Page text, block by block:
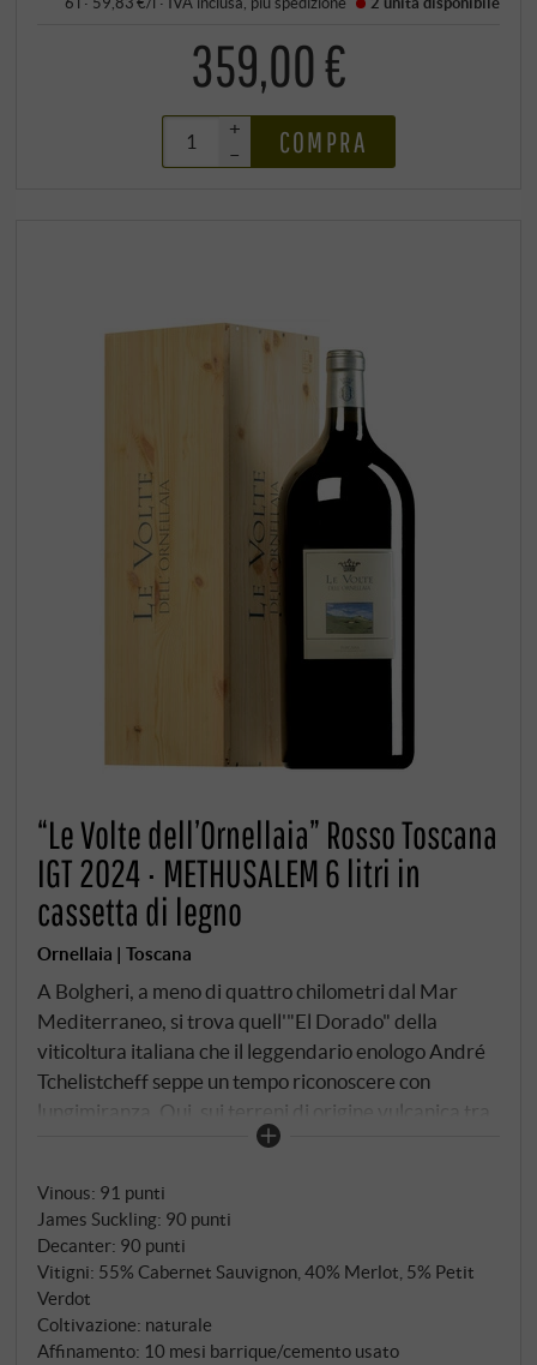
359,00 €
+
–
COMPRA
“Le Volte dell’Ornellaia” Rosso Toscana
IGT 2024 · METHUSALEM 6 litri in
cassetta di legno
Ornellaia | Toscana
A Bolgheri, a meno di quattro chilometri dal Mar
Mediterraneo, si trova quell'"El Dorado" della
viticoltura italiana che il leggendario enologo André
Tchelistcheff seppe un tempo riconoscere con
lungimiranza. Qui, sui terreni di origine vulcanica tra
un antico viale di cipressi e la costa toscana, nasce Le
cui nome è sinonimo in tutto il mondo di qualità senza
compromessi. La cuvée, composta per il 55% da
Cabernet Sauvignon, per il 40% da Merlot e per il 5%
da Petit Verdot, viene vinificata separatamente per
vitigno in piccole vasche d'acciaio, al fine di
preservarne le caratteristiche individuali. Dopo la
Vinous: 91 punti
James Suckling: 90 punti
Decanter: 90 punti
Vitigni: 55% Cabernet Sauvignon, 40% Merlot, 5% Petit
Verdot
Coltivazione: naturale
Affinamento: 10 mesi barrique/cemento usato